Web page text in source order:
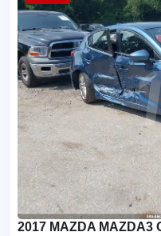
2017 MAZDA MAZDA3